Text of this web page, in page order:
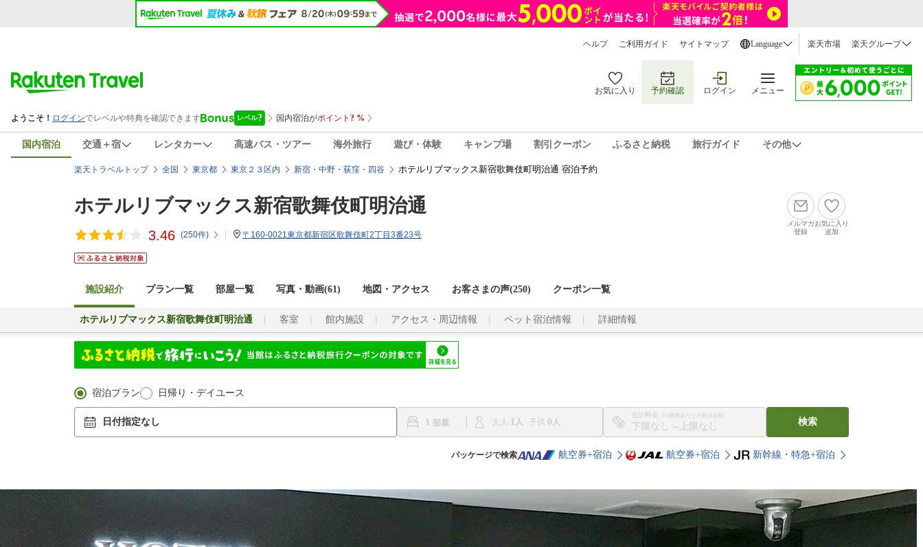
ヘルプ ご利用ガイド サイトマップ Language 楽天市場 楽天グループ
お気に入り 予約確認 ログイン メニュー
国内宿泊 交通＋宿 レンタカー 高速バス・ツアー 海外旅行 遊び・体験 キャンプ場 割引クーポン ふるさと納税 旅行ガイド その他
楽天トラベルトップ 全国 東京都 東京２３区内 新宿・中野・荻窪・四谷 ホテルリブマックス新宿歌舞伎町明治通 宿泊予約
ホテルリブマックス新宿歌舞伎町明治通
3.46 (250件) 〒160-0021東京都新宿区歌舞伎町2丁目3番23号
メルマガ
登録
お気に入り
追加
施設紹介 プラン一覧 部屋一覧 写真・動画(61) 地図・アクセス お客さまの声(250) クーポン一覧
ホテルリブマックス新宿歌舞伎町明治通 客室 館内施設 アクセス・周辺情報 ペット宿泊情報 詳細情報
宿泊プラン 日帰り・デイユース
日付指定なし 1 大人 1 子供 0
合計料金 ※1部屋あたりの税込金額
〜
検索
パッケージで検索 航空券+宿泊 航空券+宿泊 新幹線・特急+宿泊